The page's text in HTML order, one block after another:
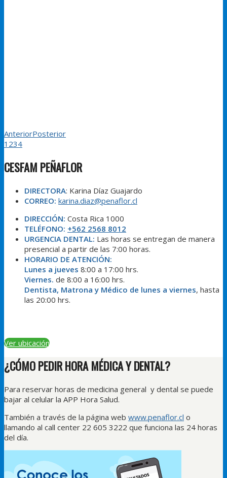
AnteriorPosterior
1 234
CESFAM PEÑAFLOR
DIRECTORA: Karina Díaz Guajardo
CORREO: karina.diaz@penaflor.cl
DIRECCIÓN: Costa Rica 1000
TELÉFONO: +562 2568 8012
URGENCIA DENTAL: Las horas se entregan de manera
presencial a partir de las 7:00 horas.
HORARIO DE ATENCIÓN:
Lunes a jueves 8:00 a 17:00 hrs.
Viernes. de 8:00 a 16:00 hrs.
Dentista, Matrona y Médico de lunes a viernes, hasta
las 20:00 hrs.
Ver ubicación
¿CÓMO PEDIR HORA MÉDICA Y DENTAL?
Para reservar horas de medicina general y dental se puede
bajar al celular la APP Hora Salud.
También a través de la página web www.penaflor.cl o
llamando al call center 22 605 3222 que funciona las 24 horas
del día.